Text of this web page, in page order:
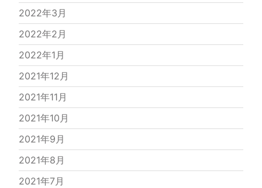
2022年3月
2022年2月
2022年1月
2021年12月
2021年11月
2021年10月
2021年9月
2021年8月
2021年7月